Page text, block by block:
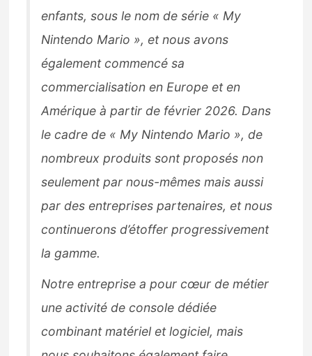
enfants, sous le nom de série « My
Nintendo Mario », et nous avons
également commencé sa
commercialisation en Europe et en
Amérique à partir de février 2026. Dans
le cadre de « My Nintendo Mario », de
nombreux produits sont proposés non
seulement par nous-mêmes mais aussi
par des entreprises partenaires, et nous
continuerons d’étoffer progressivement
la gamme.
Notre entreprise a pour cœur de métier
une activité de console dédiée
combinant matériel et logiciel, mais